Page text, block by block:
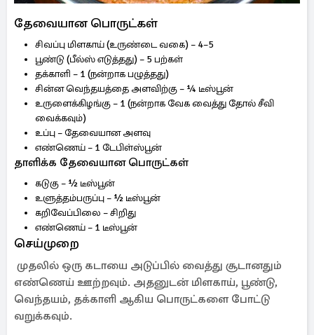
தேவையான பொருட்கள்
சிவப்பு மிளகாய் (உருண்டை வகை) – 4–5
பூண்டு (பீல்ஸ் எடுத்தது) – 5 பற்கள்
தக்காளி – 1 (நன்றாக பழுத்தது)
சின்ன வெந்தயத்தை அளவிற்கு – ¼ டீஸ்பூன்
உருளைக்கிழங்கு – 1 (நன்றாக வேக வைத்து தோல் சீவி
வைக்கவும்)
உப்பு – தேவையான அளவு
எண்ணெய் – 1 டேபிள்ஸ்பூன்
தாளிக்க தேவையான பொருட்கள்
கடுகு – ½ டீஸ்பூன்
உளுத்தம்பருப்பு – ½ டீஸ்பூன்
கறிவேப்பிலை – சிறிது
எண்ணெய் – 1 டீஸ்பூன்
செய்முறை
முதலில் ஒரு கடாயை அடுப்பில் வைத்து சூடானதும்
எண்ணெய் ஊற்றவும். அதனுடன் மிளகாய், பூண்டு,
வெந்தயம், தக்காளி ஆகிய பொருட்களை போட்டு
வறுக்கவும்.